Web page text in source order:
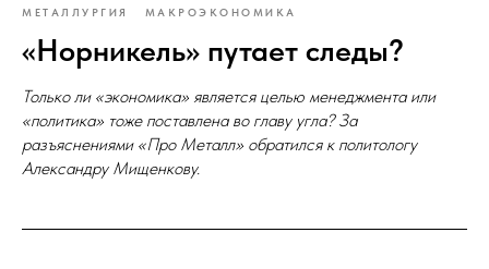
МЕТАЛЛУРГИЯ МАКРОЭКОНОМИКА
«Норникель» путает следы?
Только ли «экономика» является целью менеджмента или
«политика» тоже поставлена во главу угла? За
разъяснениями «Про Металл» обратился к политологу
Александру Мищенкову.